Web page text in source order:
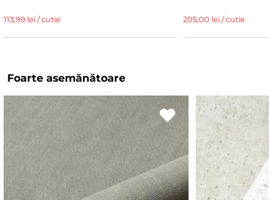
113,99 lei / cutie 205,00 lei / cutie
Foarte asemănătoare